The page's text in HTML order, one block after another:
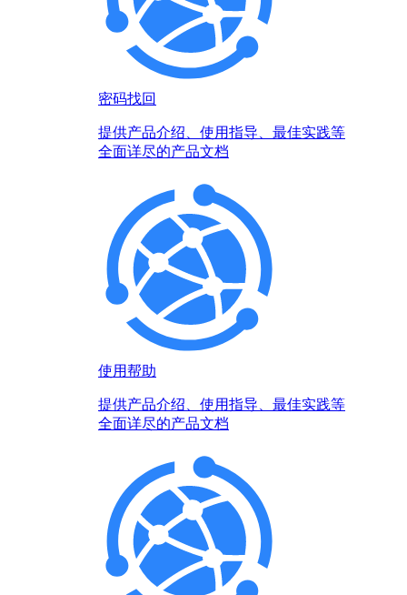
密码找回
提供产品介绍、使用指导、最佳实践等
全面详尽的产品文档
使用帮助
提供产品介绍、使用指导、最佳实践等
全面详尽的产品文档